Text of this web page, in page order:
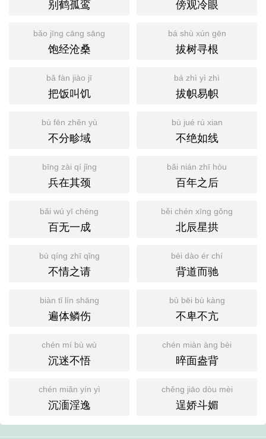
别鹤孤鸾 傍观冷眼
bǎo jīng cāng sāng
饱经沧桑
bá shù xún gēn
拔树寻根
bǎ fàn jiào jī
把饭叫饥
bá zhì yì zhì
拔帜易帜
bù fēn zhěn yù
不分畛域
bù jué rú xian
不绝如线
bīng zài qí jǐng
兵在其颈
bǎi nián zhī hòu
百年之后
bǎi wú yī chéng
百无一成
běi chén xīng gǒng
北辰星拱
bù qíng zhī qǐng
不情之请
bèi dào ér chí
背道而驰
biàn tǐ lín shāng
遍体鳞伤
bù bēi bù kàng
不卑不亢
chén mí bù wù
沉迷不悟
chén miàn àng bèi
晬面盎背
chén miǎn yín yì
沉湎淫逸
chěng jiāo dòu mèi
逞娇斗媚